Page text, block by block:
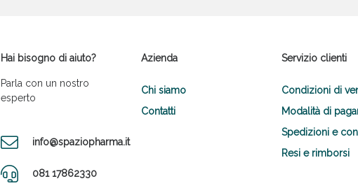
Hai bisogno di aiuto?
Parla con un nostro
esperto
info@spaziopharma.it
081 17862330
Azienda
Chi siamo
Contatti
Servizio clienti
Condizioni di
Modalità di
Spedizioni e
Resi e rimborsi